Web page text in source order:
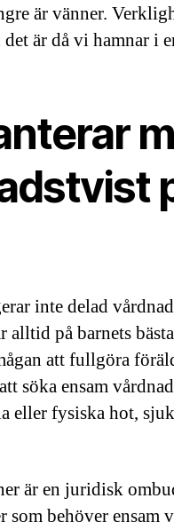
är vänner.
är då vi hamnar i
inte delad
alltid på barnets
att fullgöra
söka ensam
eller fysiska hot,
är en juridisk
som behöver ensam